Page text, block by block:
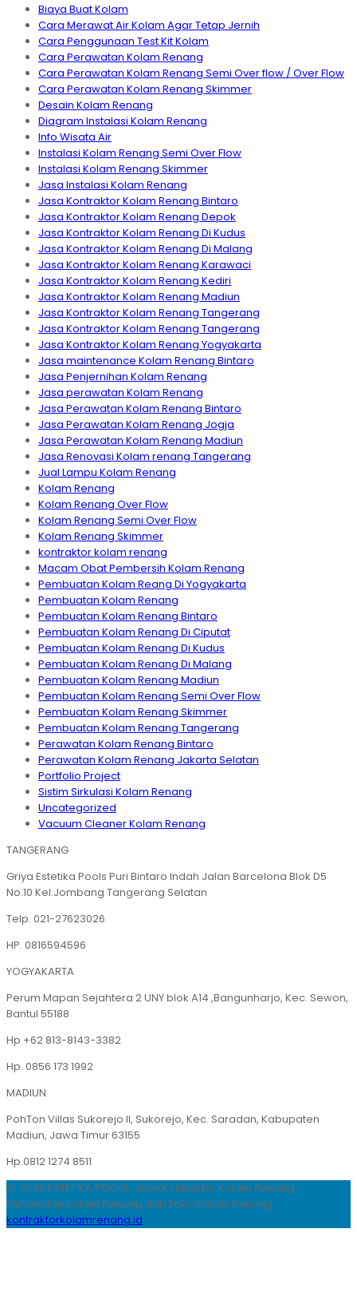
Biaya Buat Kolam
Cara Merawat Air Kolam Agar Tetap Jernih
Cara Penggunaan Test Kit Kolam
Cara Perawatan Kolam Renang
Cara Perawatan Kolam Renang Semi Over flow / Over Flow
Cara Perawatan Kolam Renang Skimmer
Desain Kolam Renang
Diagram Instalasi Kolam Renang
Info Wisata Air
Instalasi Kolam Renang Semi Over Flow
Instalasi Kolam Renang Skimmer
Jasa Instalasi Kolam Renang
Jasa Kontraktor Kolam Renang Bintaro
Jasa Kontraktor Kolam Renang Depok
Jasa Kontraktor Kolam Renang Di Kudus
Jasa Kontraktor Kolam Renang Di Malang
Jasa Kontraktor Kolam Renang Karawaci
Jasa Kontraktor Kolam Renang Kediri
Jasa Kontraktor Kolam Renang Madiun
Jasa Kontraktor Kolam Renang Tangerang
Jasa Kontraktor Kolam Renang Tangerang
Jasa Kontraktor Kolam Renang Yogyakarta
Jasa maintenance Kolam Renang Bintaro
Jasa Penjernihan Kolam Renang
Jasa perawatan Kolam Renang
Jasa Perawatan Kolam Renang Bintaro
Jasa Perawatan Kolam Renang Jogja
Jasa Perawatan Kolam Renang Madiun
Jasa Renovasi Kolam renang Tangerang
Jual Lampu Kolam Renang
Kolam Renang
Kolam Renang Over Flow
Kolam Renang Semi Over Flow
Kolam Renang Skimmer
kontraktor kolam renang
Macam Obat Pembersih Kolam Renang
Pembuatan Kolam Reang Di Yogyakarta
Pembuatan Kolam Renang
Pembuatan Kolam Renang Bintaro
Pembuatan Kolam Renang Di Ciputat
Pembuatan Kolam Renang Di Kudus
Pembuatan Kolam Renang Di Malang
Pembuatan Kolam Renang Madiun
Pembuatan Kolam Renang Semi Over Flow
Pembuatan Kolam Renang Skimmer
Pembuatan Kolam Renang Tangerang
Perawatan Kolam Renang Bintaro
Perawatan Kolam Renang Jakarta Selatan
Portfolio Project
Sistim Sirkulasi Kolam Renang
Uncategorized
Vacuum Cleaner Kolam Renang
TANGERANG
Griya Estetika Pools Puri Bintaro Indah Jalan Barcelona Blok D5
No.10 Kel.Jombang Tangerang Selatan
Telp. 021-27623026
HP. 0816594596
YOGYAKARTA
Perum Mapan Sejahtera 2 UNY blok A14 ,Bangunharjo, Kec. Sewon,
Bantul 55188
Hp +62 813-8143-3382
Hp. 0856 173 1992
MADIUN
PohTon Villas Sukorejo II, Sukorejo, Kec. Saradan, Kabupaten
Madiun, Jawa Timur 63155
Hp.0812 1274 8511
© 2026 ESTETIKA POOLS. Jasa Kontraktor Kolam Renang,
Perawatan Kolam Renang dan Toko Kolam Renang
kontraktorkolamrenang.id.